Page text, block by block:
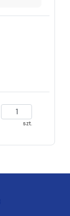
szt.